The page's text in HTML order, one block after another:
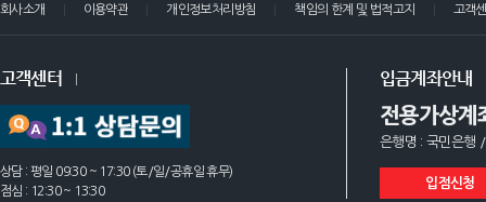
회사소개 이용약관 개인정보처리방침 책임의 한계 및 법적고지 고객
고객센터
상담 : 평일 09:30 ~ 17:30 (토/일/공휴일 휴무)
점심 : 12:30 ~ 13:30
입금계좌안내
전용가상계
은행명 : 국민은행
입점신청